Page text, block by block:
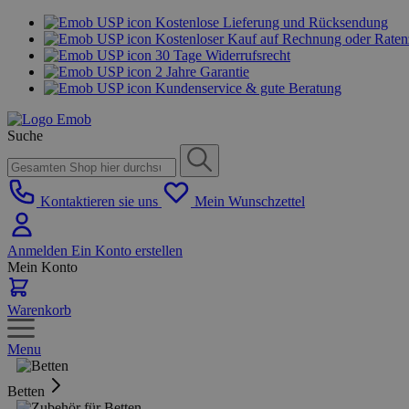
Kostenlose Lieferung und Rücksendung
Kostenloser Kauf auf Rechnung oder
30 Tage Widerrufsrecht
2 Jahre Garantie
Kundenservice & gute Beratung
Suche
Kontaktieren sie uns Mein Wunschzettel
Anmelden Ein Konto erstellen
Mein Konto
Warenkorb
Menu
Betten